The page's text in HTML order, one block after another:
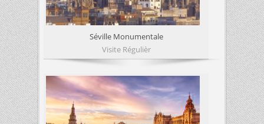
Séville Monumentale
Visite Régulièr